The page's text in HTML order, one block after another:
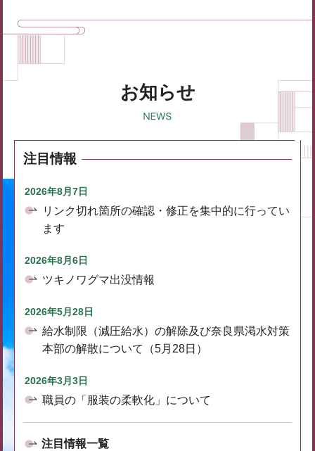
お知らせ
注目情報
2026年8月7日
リンク切れ箇所の確認・修正を集中的に行ってい
ます
2026年8月6日
ツキノワグマ出没情報
2026年5月28日
給水制限（減圧給水）の解除及び奈良県渇水対策
本部の解散について（5月28日）
2026年3月3日
職員の「服装の柔軟化」について
注目情報一覧